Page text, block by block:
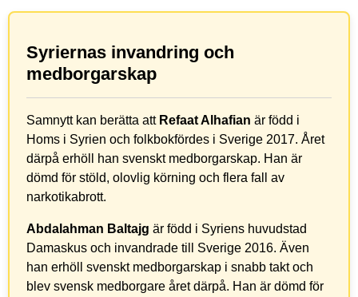
Syriernas invandring och
medborgarskap
Samnytt kan berätta att Refaat Alhafian är född i
Homs i Syrien och folkbokfördes i Sverige 2017. Året
därpå erhöll han svenskt medborgarskap. Han är
dömd för stöld, olovlig körning och flera fall av
narkotikabrott.
Abdalahman Baltajg är född i Syriens huvudstad
Damaskus och invandrade till Sverige 2016. Även
han erhöll svenskt medborgarskap i snabb takt och
blev svensk medborgare året därpå. Han är dömd för